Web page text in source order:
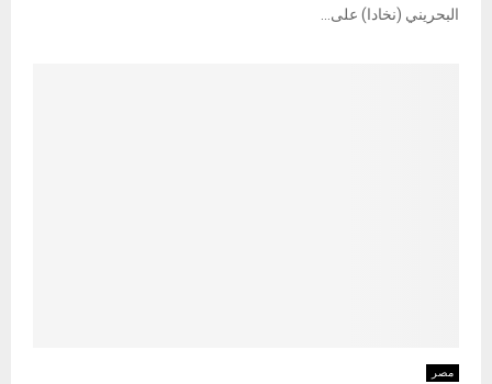
البحريني (نخادا) على...
مصر